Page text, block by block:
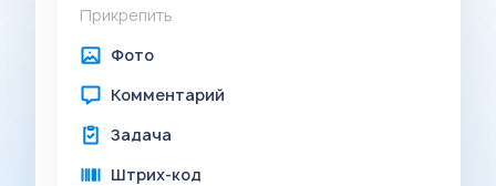
Прикрепить
Фото
Комментарий
Задача
Штрих-код